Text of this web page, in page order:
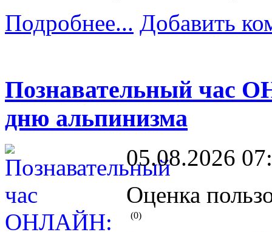
Подробнее... Добавить
Познавательный час
дню альпинизма
05.08.2026
Оценка
(0)